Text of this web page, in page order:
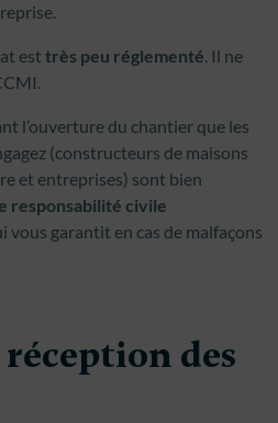
est très peu réglementé. Il ne
l’ouverture du chantier que les
(constructeurs de maisons
et entreprises) sont bien
responsabilité civile
vous garantit en cas de malfaçons
réception des